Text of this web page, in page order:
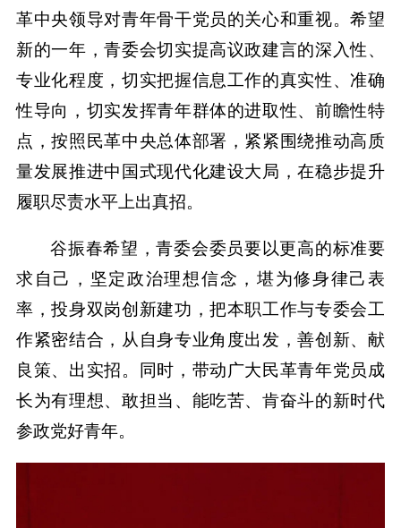
革中央领导对青年骨干党员的关心和重视。希望
新的一年，青委会切实提高议政建言的深入性、
专业化程度，切实把握信息工作的真实性、准确
性导向，切实发挥青年群体的进取性、前瞻性特
点，按照民革中央总体部署，紧紧围绕推动高质
量发展推进中国式现代化建设大局，在稳步提升
履职尽责水平上出真招。
谷振春希望，青委会委员要以更高的标准要
求自己，坚定政治理想信念，堪为修身律己表
率，投身双岗创新建功，把本职工作与专委会工
作紧密结合，从自身专业角度出发，善创新、献
良策、出实招。同时，带动广大民革青年党员成
长为有理想、敢担当、能吃苦、肯奋斗的新时代
参政党好青年。